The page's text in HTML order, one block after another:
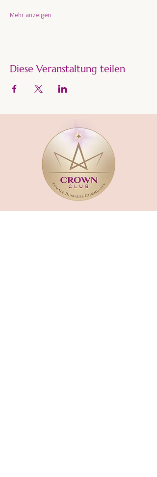
Mehr anzeigen
Diese Veranstaltung teilen
CROWN CLUB